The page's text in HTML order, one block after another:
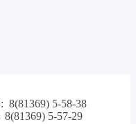
5-58-38
5-57-29